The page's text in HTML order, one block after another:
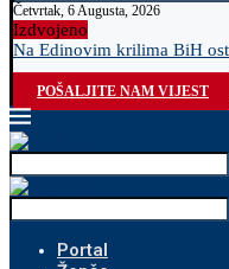
Četvrtak, 6 Augusta, 2026
Izdvojeno
Na Edinovim krilima BiH
POŠALJITE NAM VIJEST
Portal